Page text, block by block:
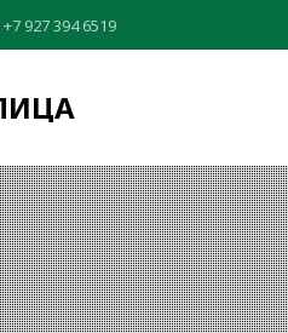
+7 927 394 6519